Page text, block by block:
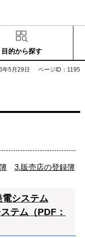
目的から探す
年5月29日 ページID：1195
3.販売店の登録簿
電システム
テム（PDF：